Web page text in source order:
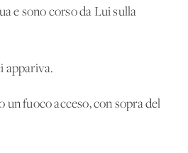
e sono corso da Lui sulla
appariva.
fuoco acceso, con sopra del